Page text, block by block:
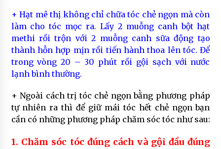
+ Hạt mê thị không chỉ chữa tóc chẻ ngọn mà còn
làm cho tóc mọc ra. Lấy 2 muỗng canh bột hạt
methi rồi trộn với 2 muỗng canh sữa động tạo
thành hỗn hợp mịn rồi tiến hành thoa lên tóc. Để
trong vòng 20 – 30 phút rồi gội sạch với nước
lạnh bình thường.
+ Ngoài cách trị tóc chẻ ngọn bằng phương pháp
tự nhiên ra thì để giữ mái tóc hết chẻ ngọn bạn
cần có những phương pháp chăm sóc tóc như sau:
1. Chăm sóc tóc đúng cách và gội đầu đúng